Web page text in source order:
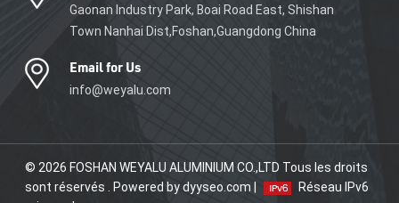
Gaonan Industry Park, Boai Road East, Shishan
Town Nanhai Dist,Foshan,Guangdong China
Email for Us
info@weyalu.com
© 2026 FOSHAN WEYALU ALUMINIUM CO.,LTD Tous les droits
sont réservés . Powered by dyyseo.com |
Réseau IPv6